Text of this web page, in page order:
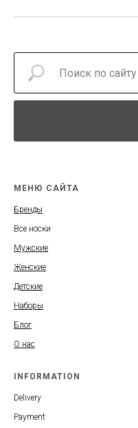
МЕНЮ САЙТА
Бренды
Все носки
Мужские
Женские
Детские
Наборы
Блог
О нас
INFORMATION
Delivery
Payment